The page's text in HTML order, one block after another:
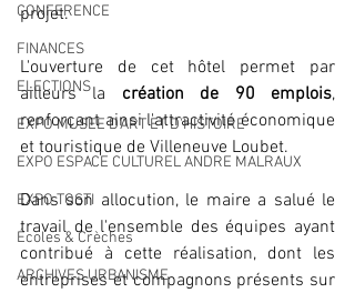
CONFERENCE
FINANCES
ELECTIONS
EXPO MUSEE D'ART ET D'HISTOIRE
EXPO ESPACE CULTUREL ANDRE MALRAUX
EXPO TOSTI
Écoles & Crèches
ARCHIVES URBANISME
projet.
L'ouverture de cet hôtel permet par
ailleurs la création de 90 emplois,
renforçant ainsi l'attractivité économique
et touristique de Villeneuve Loubet.
Dans son allocution, le maire a salué le
travail de l'ensemble des équipes ayant
contribué à cette réalisation, dont les
entreprises et compagnons présents sur